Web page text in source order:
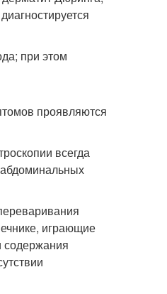
при этом
проявляются
всегда
играющие
содержания